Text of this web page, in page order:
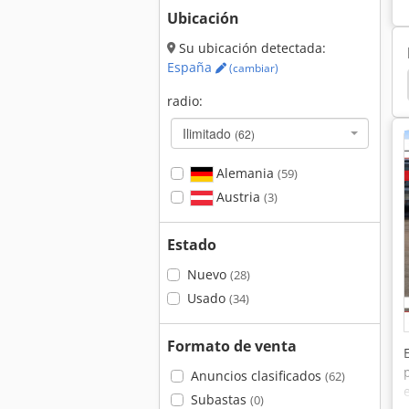
Ubicación
Su ubicación detectada:
España
(cambiar)
radio:
Ilimitado (62)
Alemania (59)
Austria (3)
Estado
Nuevo (28)
Usado (34)
Formato de venta
Anuncios clasificados (62)
Subastas (0)